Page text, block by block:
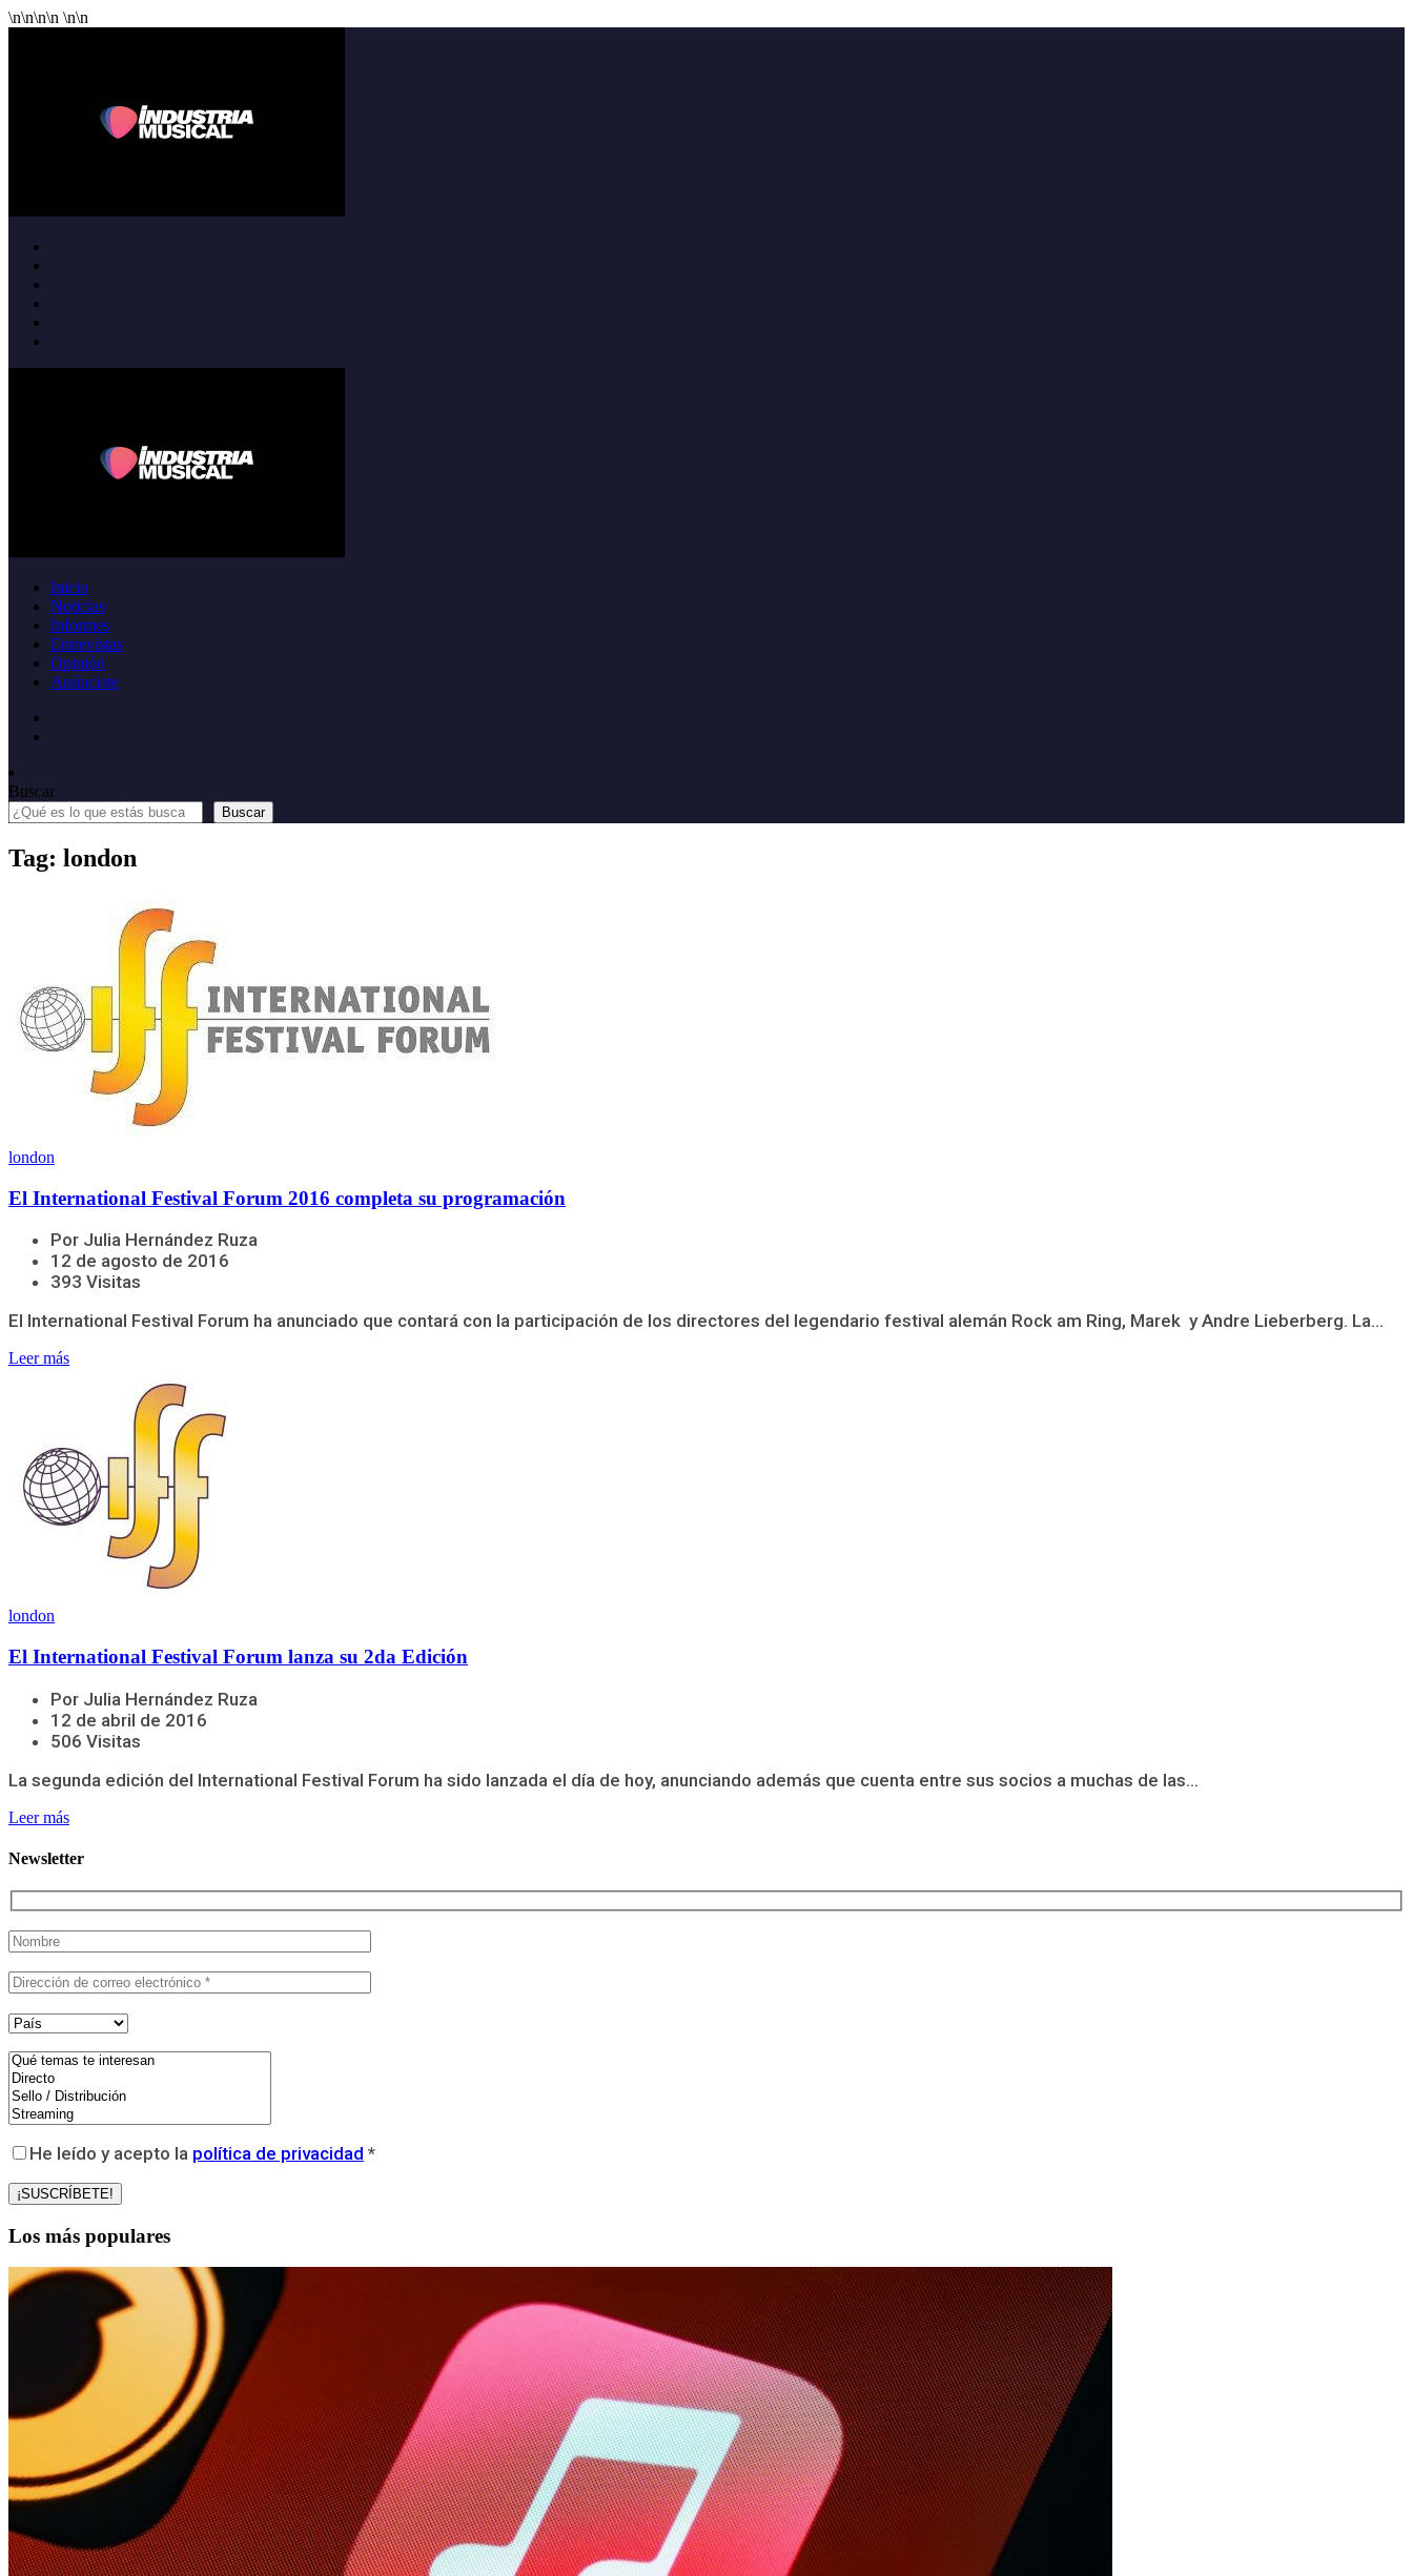
\n\n\n\n \n\n
Inicio
Noticias
Informes
Entrevistas
Opinión
Anúnciate
Buscar
Buscar
Tag: london
london
El International Festival Forum 2016 completa su programación
Por Julia Hernández Ruza
12 de agosto de 2016
393 Visitas
El International Festival Forum ha anunciado que contará con la participación de los directores del legendario festival alemán Rock am Ring, Marek y Andre Lieberberg. La...
Leer más
london
El International Festival Forum lanza su 2da Edición
Por Julia Hernández Ruza
12 de abril de 2016
506 Visitas
La segunda edición del International Festival Forum ha sido lanzada el día de hoy, anunciando además que cuenta entre sus socios a muchas de las...
Leer más
Newsletter
He leído y acepto la política de privacidad *
Los más populares